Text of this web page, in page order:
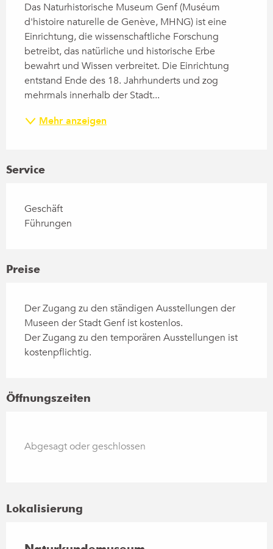
Das Naturhistorische Museum Genf (Muséum
d'histoire naturelle de Genève, MHNG) ist eine
Einrichtung, die wissenschaftliche Forschung
betreibt, das natürliche und historische Erbe
bewahrt und Wissen verbreitet. Die Einrichtung
entstand Ende des 18. Jahrhunderts und zog
mehrmals innerhalb der Stadt...
Mehr anzeigen
Service
Geschäft
Führungen
Preise
Der Zugang zu den ständigen Ausstellungen der
Museen der Stadt Genf ist kostenlos.
Der Zugang zu den temporären Ausstellungen ist
kostenpflichtig.
Öffnungszeiten
Abgesagt oder geschlossen
Lokalisierung